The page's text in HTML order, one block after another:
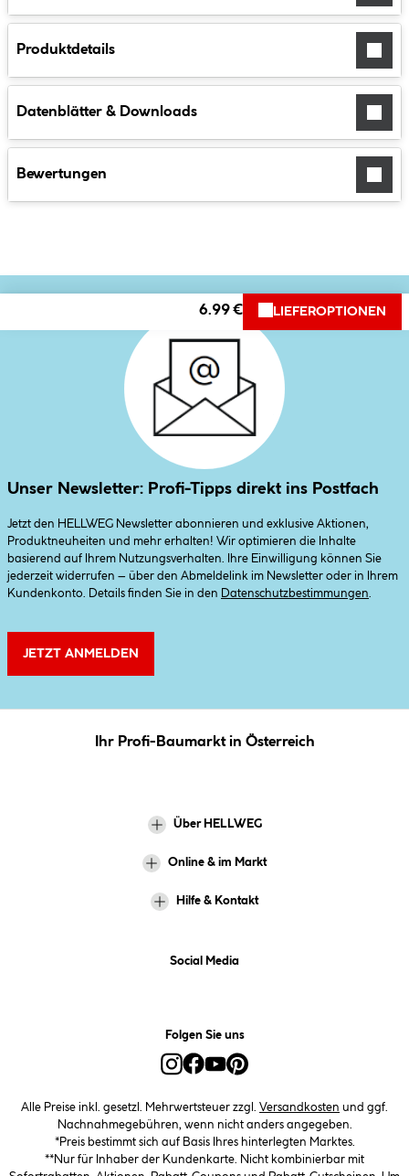
Produktdetails
Datenblätter & Downloads
Bewertungen
6.99 € LIEFEROPTIONEN
Unser Newsletter: Profi-Tipps direkt ins Postfach
Jetzt den HELLWEG Newsletter abonnieren und exklusive Aktionen,
Produktneuheiten und mehr erhalten! Wir optimieren die Inhalte
basierend auf Ihrem Nutzungsverhalten. Ihre Einwilligung können Sie
jederzeit widerrufen – über den Abmeldelink im Newsletter oder in Ihrem
Kundenkonto. Details finden Sie in den
Datenschutzbestimmungen
JETZT ANMELDEN
Ihr Profi-Baumarkt in Österreich
Über HELLWEG
Online & im Markt
Hilfe & Kontakt
Social Media
Folgen Sie uns
Alle Preise inkl. gesetzl. Mehrwertsteuer zzgl. Versandkosten und ggf.
Nachnahmegebühren, wenn nicht anders angegeben.
*Preis bestimmt sich auf Basis Ihres hinterlegten Marktes.
**Nur für Inhaber der Kundenkarte. Nicht kombinierbar mit